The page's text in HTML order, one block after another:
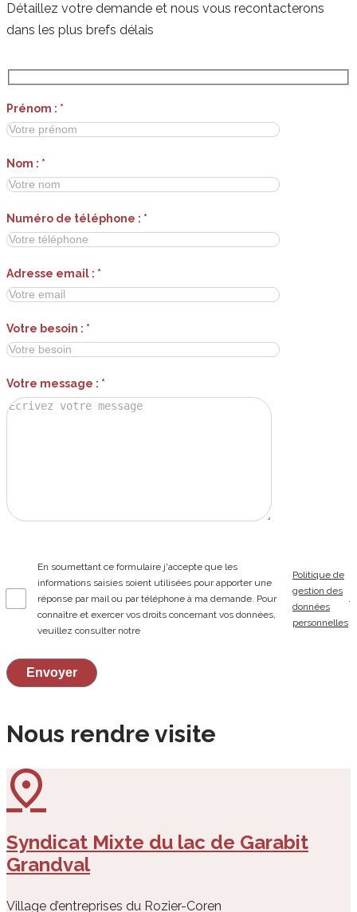
Détaillez votre demande et nous vous recontacterons
dans les plus brefs délais
Prénom : *
Nom : *
Numéro de téléphone : *
Adresse email : *
Votre besoin : *
Votre message : *
En soumettant ce formulaire j'accepte que les
informations saisies soient utilisées pour apporter une
réponse par mail ou par téléphone à ma demande. Pour
connaître et exercer vos droits concernant vos données,
veuillez consulter notre
Politique de
gestion des
données
personnelles
.
Nous rendre visite
Syndicat Mixte du lac de Garabit
Grandval
Village d’entreprises du Rozier-Coren